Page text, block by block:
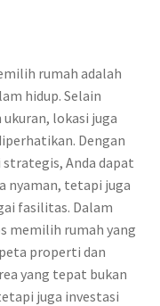
rumah adalah
hidup. Selain
lokasi juga
Dengan
Anda dapat
nyaman, tetapi juga
fasilitas. Dalam
memilih rumah yang
properti dan
yang tepat bukan
juga investasi